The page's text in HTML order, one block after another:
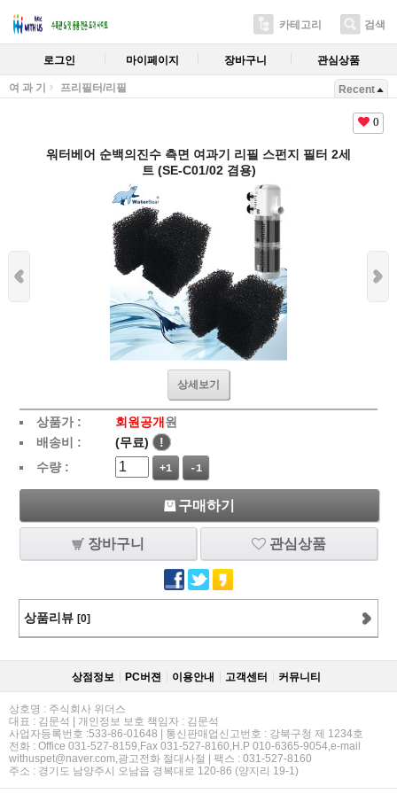
카테고리 검색
로그인 마이페이지 장바구니 관심상품
여 과 기 프리필터/리필 Recent
0
워터베어 순백의진수 측면 여과기 리필 스펀지 필터 2세
트 (SE-C01/02 겸용)
상세보기
상품가 : 회원공개 원
배송비 :
(무료)
!
수량 :
+1 -1
구매하기
장바구니 관심상품
상품리뷰 [0]
상점정보 PC버젼 이용안내 고객센터 커뮤니티
상호명 : 주식회사 위더스
대표 : 김문석 | 개인정보 보호 책임자 : 김문석
사업자등록번호 :533-86-01648 | 통신판매업신고번호 : 강북구청 제 1234호
전화 : Office 031-527-8159,Fax 031-527-8160,H.P 010-6365-9054,e-mail
withuspet@naver.com,광고전화 절대사절 | 팩스 : 031-527-8160
주소 : 경기도 남양주시 오남읍 경복대로 120-86 (양지리 19-1)